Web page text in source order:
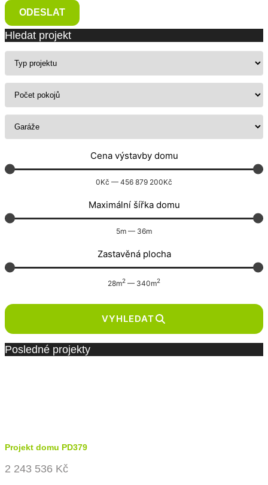
ODESLAT
Hledat projekt
Cena výstavby domu
0Kč — 456 879 200Kč
Maximální šířka domu
5m — 36m
Zastavěná plocha
28m2 — 340m2
VYHLEDAT
Posledné projekty
Projekt domu PD379
2 243 536 Kč